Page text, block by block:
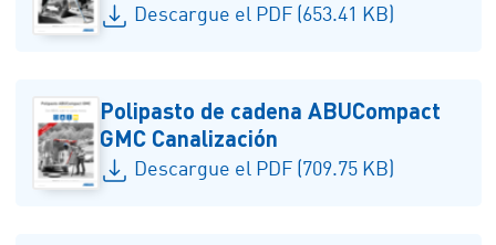
Descargue el PDF (653.41 KB)
Polipasto de cadena ABUCompact
GMC Canalización
Descargue el PDF (709.75 KB)